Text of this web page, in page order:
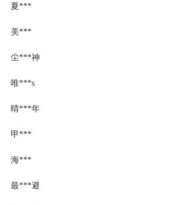
夏***
美***
尘***神
唯***s
晴***年
甲***
海***
最***避